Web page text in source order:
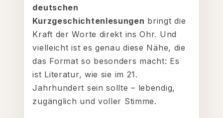
deutschen
Kurzgeschichtenlesungen bringt die
Kraft der Worte direkt ins Ohr. Und
vielleicht ist es genau diese Nähe, die
das Format so besonders macht: Es
ist Literatur, wie sie im 21.
Jahrhundert sein sollte – lebendig,
zugänglich und voller Stimme.